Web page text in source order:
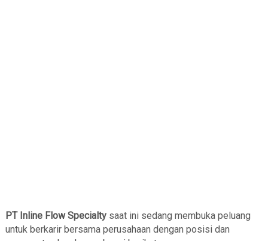
PT Inline Flow Specialtysaat ini sedang membuka peluang
untuk berkarir bersama perusahaan dengan posisi dan